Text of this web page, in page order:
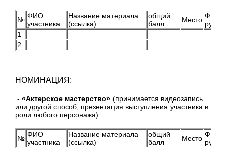
№ ФИО
участника
Название материала
(ссылка)
общий
балл
Место ФИО
1
2
НОМИНАЦИЯ:
- «Актерское мастерство» (принимается видеозапись
или другой способ, презентация выступления участника в
роли любого персонажа).
№ ФИО
участника
Название материала
(ссылка)
общий
балл
Место ФИО